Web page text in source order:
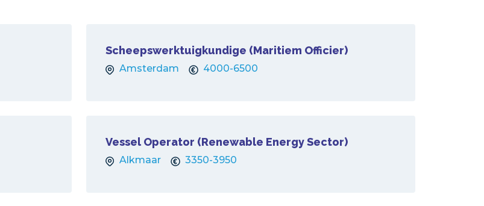
Scheepswerktuigkundige (Maritiem Officier)
Amsterdam 4000-6500
Vessel Operator (Renewable Energy Sector)
Alkmaar 3350-3950